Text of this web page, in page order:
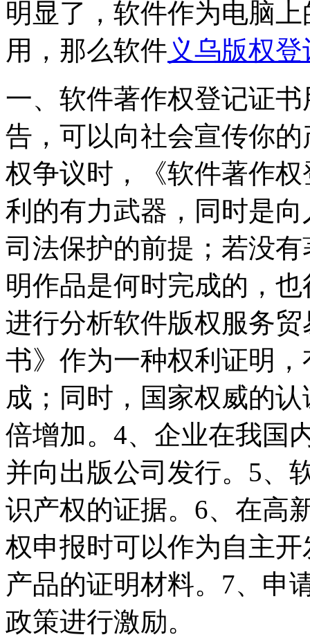
明显了，软件作为电脑
用，那么软件义乌版权登
一、软件著作权登记证
告，可以向社会宣传你
权争议时，《软件著作
利的有力武器，同时是
司法保护的前提；若没
明作品是何时完成的，
进行分析软件版权服务
书》作为一种权利证明
成；同时，国家权威的
倍增加。4、企业在我国
并向出版公司发行。5、
识产权的证据。6、在高
权申报时可以作为自主
产品的证明材料。7、申
政策进行激励。